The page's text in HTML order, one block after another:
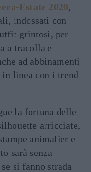
Estate 2020,
indossati con
grintosi, per
a tracolla e
ad abbinamenti
in linea con i trend
la fortuna delle
arricciate,
animalier e
sarà senza
se si fanno strada